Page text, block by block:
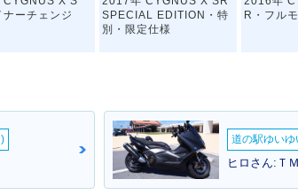
ナーチェンジ
SPECIAL EDITION・特
別・限定仕様
R・フル
CYGNUS X SR
2011年 CYGNUS X S
2010年
道の駅ゆいゆ
ヒロさん:Ｔ